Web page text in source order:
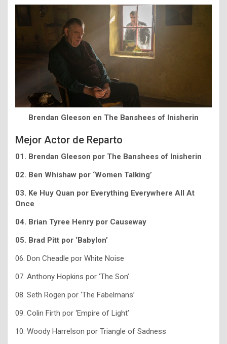
Brendan Gleeson en The Banshees of Inisherin
Mejor Actor de Reparto
01. Brendan Gleeson por The Banshees of Inisherin
02. Ben Whishaw por ‘Women Talking’
03. Ke Huy Quan por Everything Everywhere All At
Once
04. Brian Tyree Henry por Causeway
05. Brad Pitt por ‘Babylon’
06. Don Cheadle por White Noise
07. Anthony Hopkins por ‘The Son’
08. Seth Rogen por ‘The Fabelmans’
09. Colin Firth por ‘Empire of Light’
10. Woody Harrelson por Triangle of Sadness